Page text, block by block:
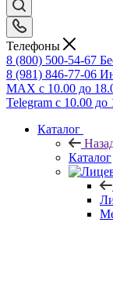
Телефоны
8 (800) 500-54-67
8 (981) 846-77-06
MAX с 10.00 до
Telegram с 10.00 до
Каталог
Каталог